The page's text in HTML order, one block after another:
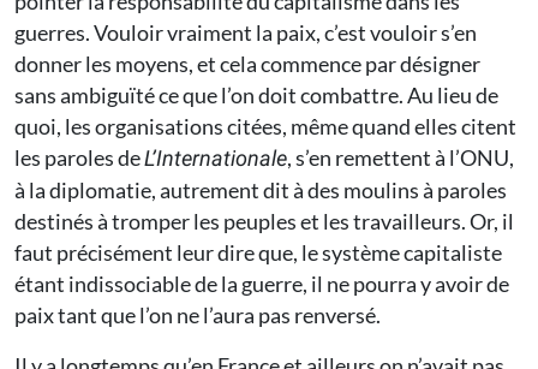
guerres. Vouloir vraiment la paix, c’est vouloir s’en
donner les moyens, et cela commence par désigner
sans ambiguïté ce que l’on doit combattre. Au lieu de
quoi, les organisations citées, même quand elles citent
les paroles deL’Internationale, s’en remettent à l’ONU,
à la diplomatie, autrement dit à des moulins à paroles
destinés à tromper les peuples et les travailleurs. Or, il
faut précisément leur dire que, le système capitaliste
étant indissociable de la guerre, il ne pourra y avoir de
paix tant que l’on ne l’aura pas renversé.